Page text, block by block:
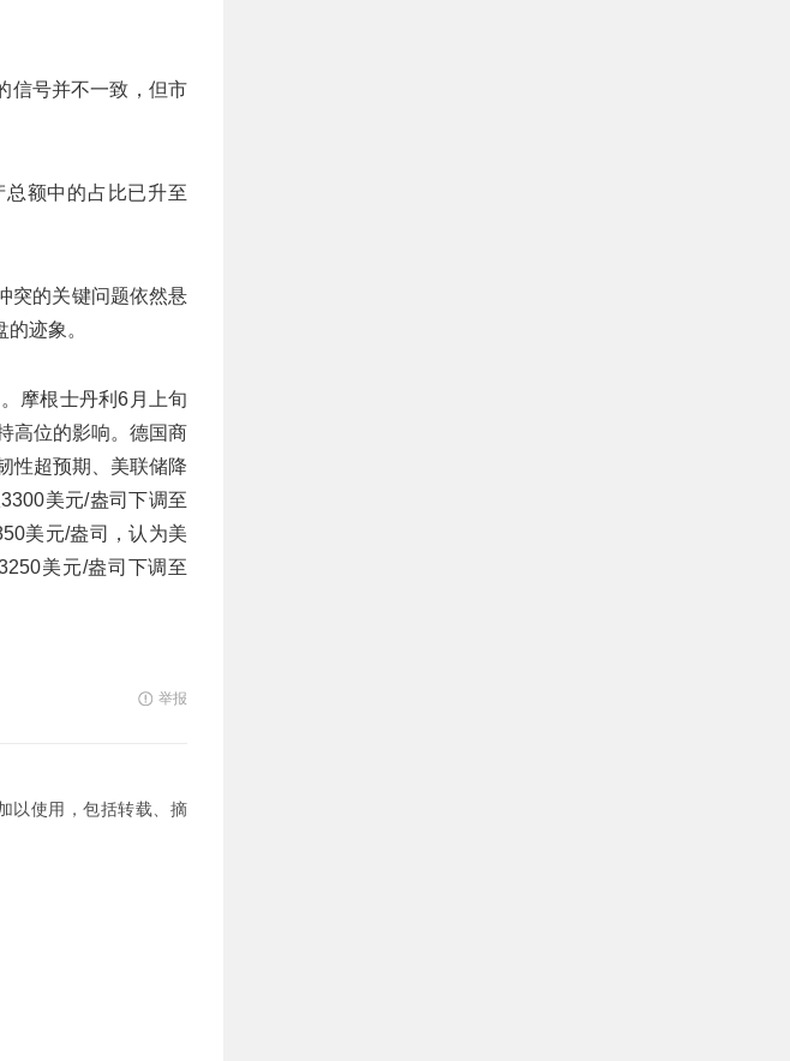
信号并不一致，但市
额中的占比已升至
突的关键问题依然悬
迹象。
摩根士丹利6月上旬
高位的影响。德国商
性超预期、美联储降
美元/盎司下调至
美元/盎司，认为美
美元/盎司下调至
举报
以使用，包括转载、摘